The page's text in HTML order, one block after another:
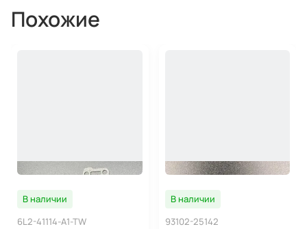
Похожие
В наличии
6L2-41114-A1-TW
В наличии
93102-25142